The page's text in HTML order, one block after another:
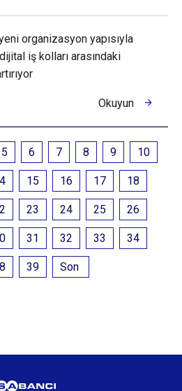
organizasyon yapısıyla
iş kolları arasındaki
Okuyun
5 6 7 8 9 10
15 16 17 18
23 24 25 26
31 32 33 34
39 Son